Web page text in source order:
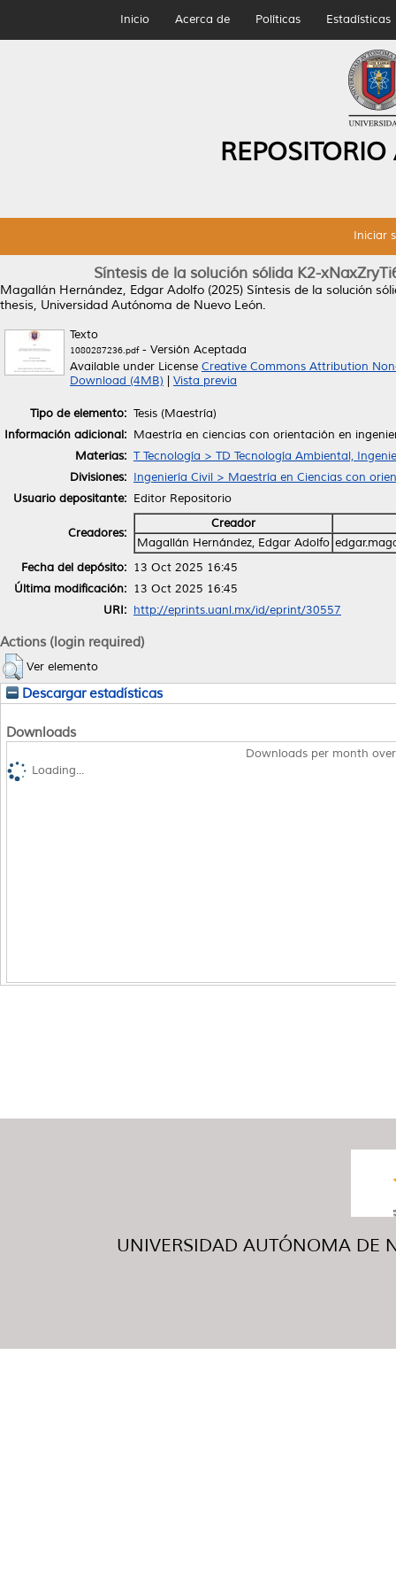
Inicio Acerca de Políticas Estadísticas
Iniciar
Síntesis de la solución sólida K2-
Magallán Hernández, Edgar Adolfo (2025) Síntesis de la solución
thesis, Universidad Autónoma de Nuevo León.
Texto
1080287236.pdf- Versión Aceptada
Available under License Creative Commons Attribution
Download (4MB)
Vista previa
Tipo de elemento: Tesis (Maestría)
Información adicional: Maestría en ciencias con orientación en
Materias: T Tecnología > TD Tecnología Ambiental,
Divisiones: Ingeniería Civil > Maestría en Ciencias con
Usuario depositante: Editor Repositorio
Creadores:
Creador
Magallán Hernández, Edgar Adolfo
Fecha del depósito: 13 Oct 2025 16:45
Última modificación: 13 Oct 2025 16:45
URI: http://eprints.uanl.mx/id/eprint/30557
Actions (login required)
Ver elemento
Descargar estadísticas
Downloads
Downloads per month
Loading...
UNIVERSIDAD AUTÓNOMA DE